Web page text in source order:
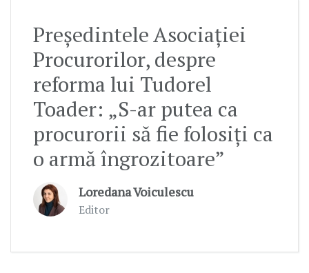
Președintele Asociației
Procurorilor, despre
reforma lui Tudorel
Toader: „S-ar putea ca
procurorii să fie folosiți ca
o armă îngrozitoare”
Loredana Voiculescu
Editor